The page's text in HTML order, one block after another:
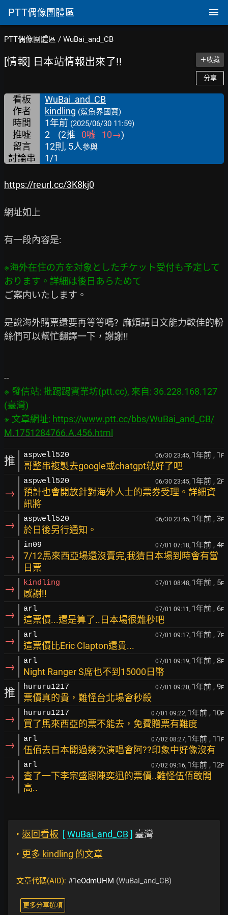
PTT偶像團體區
PTT偶像團體區 / WuBai_and_CB
[情報] 日本站情報出來了!! ＋收藏
分享
看板
WuBai_and_CB
作者
kindling (鯊魚界國寶)
時間 1年前 (2025/06/30 11:59)
推噓 2 (2推 0噓 10→)
留言
12則, 5人參與
討論串 1/1
https://reurl.cc/3K8kj0
網址如上
有一段內容是:
※海外在住の方を対象としたチケット受付も予定して
ご案内いたします。
是說海外購票還要再等等嗎?  麻煩請日文能力較佳的粉
絲們可以幫忙翻譯一下，謝謝!!
※ 發信站: 批踢踢實業坊(ptt.cc), 來自: 36.228.168.127
(臺灣)
※ 文章網址: https://www.ptt.cc/bbs/WuBai_and_CB/
M.1751284766.A.456.html
推 aspwell520 06/30 23:45, 1年前 , 1 F
哥整串複製去google或chatgpt就好了吧
→
aspwell520 06/30 23:45, 1年前 , 2F
預計也會開放針對海外人士的票券受理。詳細資
訊將
→ aspwell520 06/30 23:45, 1年前 , 3F
於日後另行通知。
→
in09 07/01 07:18, 1年前 , 4F
7/12馬來西亞場還沒賣完,我猜日本場到時會有當
日票
→ kindling 07/01 08:48, 1年前 , 5F
感謝!!
→ arl 07/01 09:11, 1年前 , 6F
這票價...還是算了..日本場很難秒吧
→ arl 07/01 09:17, 1年前 , 7F
這票價比Eric Clapton還貴...
→ arl 07/01 09:19, 1年前 , 8F
Night Ranger S席也不到15000日幣
推 hururu1217 07/01 09:20, 1年前 , 9F
票價真的貴，難怪台北場會秒殺
→ hururu1217 07/01 09:22, 1年前 , 10F
買了馬來西亞的票不能去，免費贈票有難度
→ arl 07/02 08:27, 1年前 , 11 F
伍佰去日本開過幾次演唱會阿??印象中好像沒有
→
arl 07/02 09:16, 1年前 , 12F
查了一下李宗盛跟陳奕迅的票價..難怪伍佰敢開
高..
‣ 返回看板 [WuBai_and_CB] 臺灣
‣ 更多 kindling 的文章
文章代碼(AID): #1eOdmUHM (WuBai_and_CB)
更多分享選項